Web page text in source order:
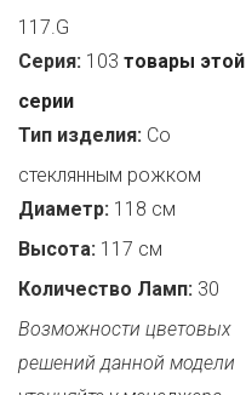
117.G
Серия: 103 товары этой
серии
Тип изделия: Со
стеклянным рожком
Диаметр: 118 см
Высота: 117 см
Количество Ламп: 30
Возможности цветовых
решений данной модели